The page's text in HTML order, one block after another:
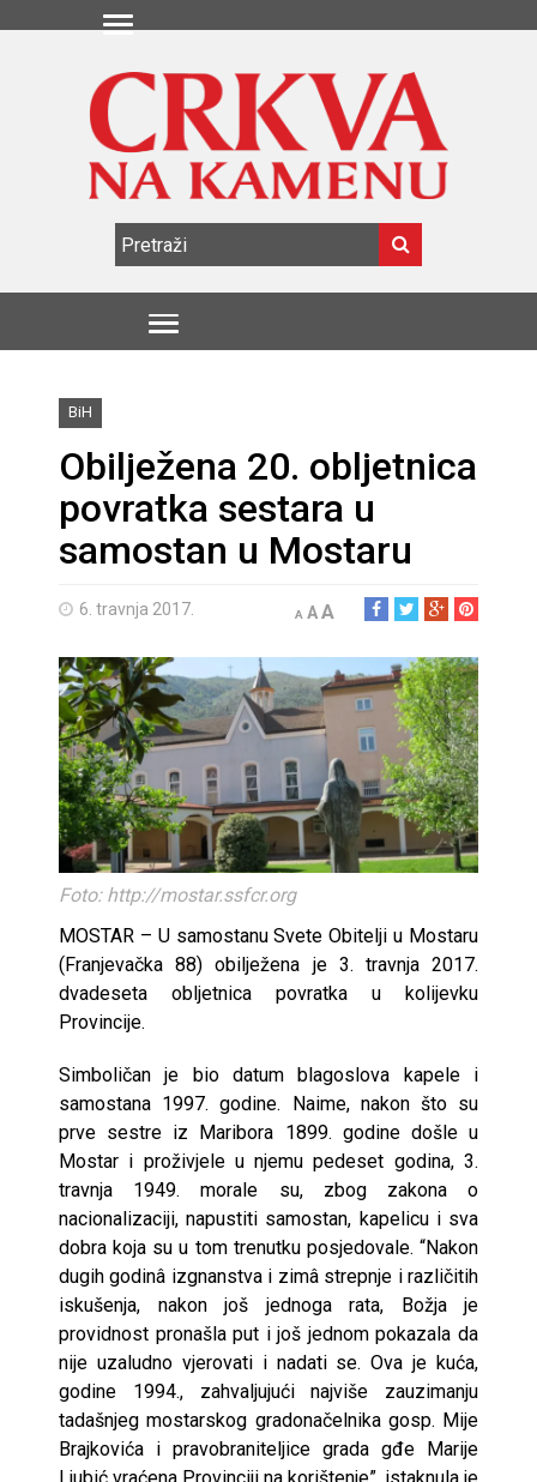
BiH
Obilježena 20. obljetnica
povratka sestara u
samostan u Mostaru
6. travnja 2017. A AA
Foto: http://mostar.ssfcr.org
MOSTAR – U samostanu Svete Obitelji u Mostaru
(Franjevačka 88) obilježena je 3. travnja 2017.
dvadeseta obljetnica povratka u kolijevku
Provincije.
Simboličan je bio datum blagoslova kapele i
samostana 1997. godine. Naime, nakon što su
prve sestre iz Maribora 1899. godine došle u
Mostar i proživjele u njemu pedeset godina, 3.
travnja 1949. morale su, zbog zakona o
nacionalizaciji, napustiti samostan, kapelicu i sva
dobra koja su u tom trenutku posjedovale. “Nakon
dugih godinâ izgnanstva i zimâ strepnje i različitih
iskušenja, nakon još jednoga rata, Božja je
providnost pronašla put i još jednom pokazala da
nije uzaludno vjerovati i nadati se. Ova je kuća,
godine 1994., zahvaljujući najviše zauzimanju
tadašnjeg mostarskog gradonačelnika gosp. Mije
Brajkovića i pravobraniteljice grada gđe Marije